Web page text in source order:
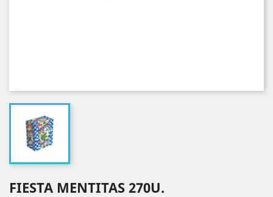
FIESTA MENTITAS 270U.